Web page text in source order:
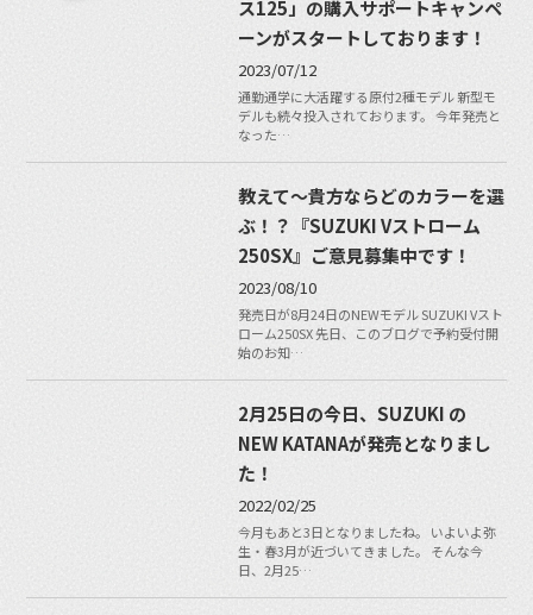
ス125」の購入サポートキャンペ
ーンがスタートしております！
2023/07/12
通勤通学に大活躍する原付2種モデル 新型モ
デルも続々投入されております。 今年発売と
なった…
教えて〜貴方ならどのカラーを選
ぶ！？『SUZUKI Vストローム
250SX』ご意見募集中です！
2023/08/10
発売日が8月24日のNEWモデル SUZUKI Vスト
ローム250SX 先日、このブログで予約受付開
始のお知…
2月25日の今日、SUZUKI の
NEW KATANAが発売となりまし
た！
2022/02/25
今月もあと3日となりましたね。 いよいよ弥
生・春3月が近づいてきました。 そんな今
日、2月25…